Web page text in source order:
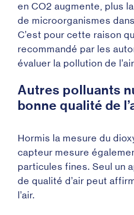
en CO2 augmente, plus
de microorganismes
C’est pour cette raison
recommandé par les
évaluer la pollution de
Autres polluants
bonne qualité de
Hormis la mesure du
capteur mesure
particules fines. Seul un
de qualité d’air peut
l’air.